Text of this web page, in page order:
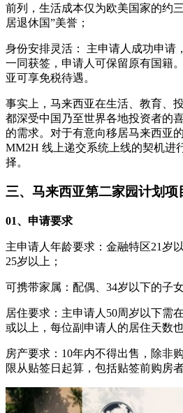
前列，生活成本仅为欧美国家的约
居退休国”美誉；
身份安排灵活： 主申请人成功申请
一同获签，申请人可保留原有国籍
亚可享免税待遇。
事实上，马来西亚在生活、教育、
都深受中国乃至世界各地投资者的
的需求。对于有意向移居马来西亚
MM2H 线上递交系统上线的契机进
择。
三、马来西亚第二家园计划项
01、申请要求
主申请人年龄要求：金融特区21岁
25岁以上；
可携带家属：配偶、34岁以下的子
居住要求：主申请人50周岁以下需
或以上，每位副申请人的居住天数也
房产要求：10年内不得出售，除非
限从贴签日起算，包括贴签前购房者